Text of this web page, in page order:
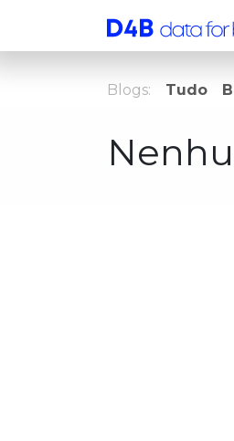
Blogs: Tudo